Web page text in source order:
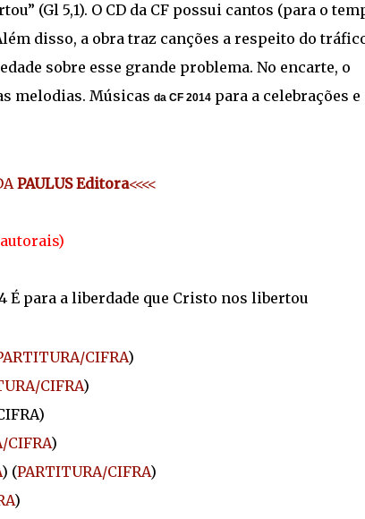
(Gl 5,1). O CD da CF possui cantos (para o
disso, a obra traz canções a respeito do
sobre esse grande problema. No encarte, o
melodias. Músicas da CF 2014para a celebrações e
PAULUS Editora<<<<
É para a liberdade que Cristo nos libertou
CIFRA)
CIFRA)
CIFRA)
) (PARTITURA/CIFRA)
)